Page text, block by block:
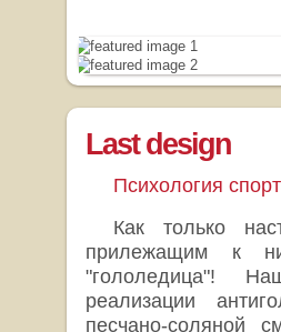
Last design
Психология
Как только
прилежащим к
"гололедица"!
реализации
песчано-соляной